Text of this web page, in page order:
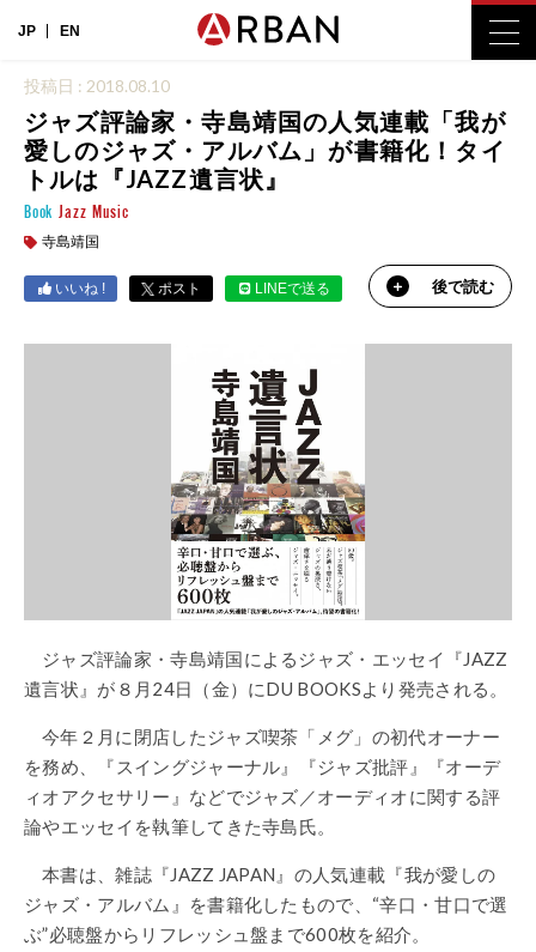
JP EN
投稿日 : 2018.08.10
ジャズ評論家・寺島靖国の人気連載「我が
愛しのジャズ・アルバム」が書籍化！タイ
トルは『JAZZ遺言状』
Book Jazz Music
寺島靖国
いいね ! ポスト LINEで送る 後で読む
ジャズ評論家・寺島靖国によるジャズ・エッセイ『JAZZ
遺言状』が８月24日（金）にDU BOOKSより発売される。
今年２月に閉店したジャズ喫茶「メグ」の初代オーナー
を務め、『スイングジャーナル』『ジャズ批評』『オーデ
ィオアクセサリー』などでジャズ／オーディオに関する評
論やエッセイを執筆してきた寺島氏。
本書は、雑誌『JAZZ JAPAN』の人気連載『我が愛しの
ジャズ・アルバム』を書籍化したもので、“辛口・甘口で選
ぶ”必聴盤からリフレッシュ盤まで600枚を紹介。